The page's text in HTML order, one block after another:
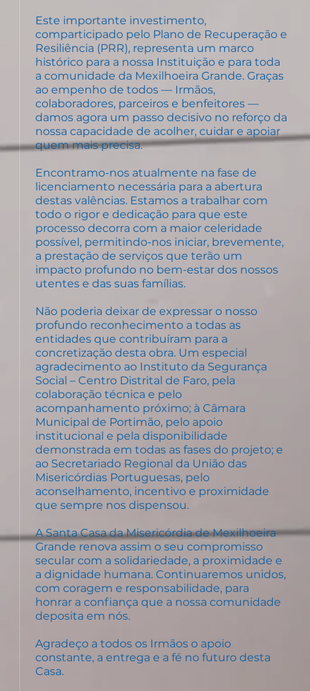
Este importante investimento,
comparticipado pelo Plano de Recuperação e
Resiliência (PRR), representa um marco
histórico para a nossa Instituição e para toda
a comunidade da Mexilhoeira Grande. Graças
ao empenho de todos — Irmãos,
colaboradores, parceiros e benfeitores —
damos agora um passo decisivo no reforço da
nossa capacidade de acolher, cuidar e apoiar
quem mais precisa.
Encontramo-nos atualmente na fase de
licenciamento necessária para a abertura
destas valências. Estamos a trabalhar com
todo o rigor e dedicação para que este
processo decorra com a maior celeridade
possível, permitindo-nos iniciar, brevemente,
a prestação de serviços que terão um
impacto profundo no bem-estar dos nossos
utentes e das suas famílias.
Não poderia deixar de expressar o nosso
profundo reconhecimento a todas as
entidades que contribuíram para a
concretização desta obra. Um especial
agradecimento ao Instituto da Segurança
Social – Centro Distrital de Faro, pela
colaboração técnica e pelo
acompanhamento próximo; à Câmara
Municipal de Portimão, pelo apoio
institucional e pela disponibilidade
demonstrada em todas as fases do projeto; e
ao Secretariado Regional da União das
Misericórdias Portuguesas, pelo
aconselhamento, incentivo e proximidade
que sempre nos dispensou.
A Santa Casa da Misericórdia de Mexilhoeira
Grande renova assim o seu compromisso
secular com a solidariedade, a proximidade e
a dignidade humana. Continuaremos unidos,
com coragem e responsabilidade, para
honrar a confiança que a nossa comunidade
deposita em nós.
Agradeço a todos os Irmãos o apoio
constante, a entrega e a fé no futuro desta
Casa.